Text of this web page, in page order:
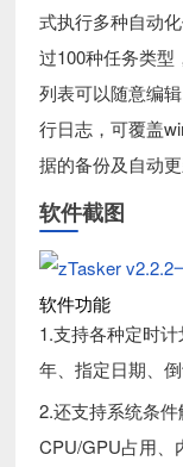
式执行多种自动
过100种任务类型
列表可以随意编
行日志，可覆盖
据的备份及自动更
软件截图
软件功能
1.支持各种定时计
年、指定日期、
2.还支持系统条件
CPU/GPU占用、